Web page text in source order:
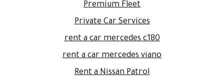
Premium Fleet
Private Car Services
rent a car mercedes c180
rent a car mercedes viano
Rent a Nissan Patrol